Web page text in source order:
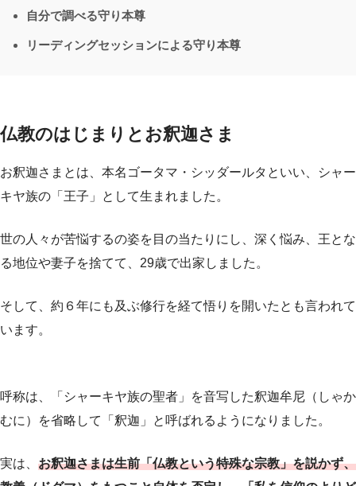
自分で調べる守り本尊
リーディングセッションによる守り本尊
仏教のはじまりとお釈迦さま
お釈迦さまとは、本名ゴータマ・シッダールタといい、シャー
キヤ族の「王子」として生まれました。
世の人々が苦悩するの姿を目の当たりにし、深く悩み、王とな
る地位や妻子を捨てて、29歳で出家しました。
そして、約６年にも及ぶ修行を経て悟りを開いたとも言われて
います。
呼称は、「シャーキヤ族の聖者」を音写した釈迦牟尼（しゃか
むに）を省略して「釈迦」と呼ばれるようになりました。
実は、 お釈迦さまは生前「仏教という特殊な宗教」を説かず、